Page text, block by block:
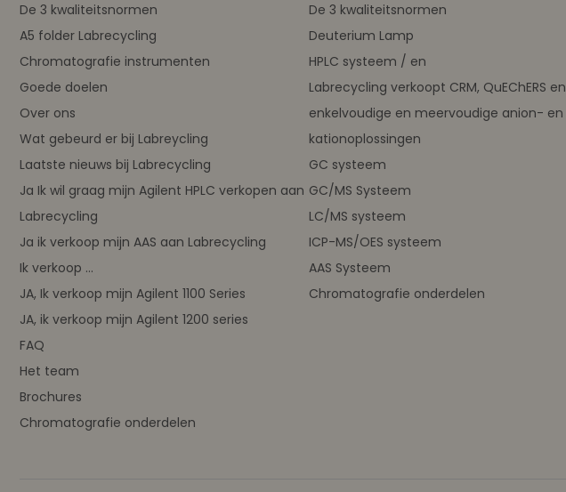
De 3 kwaliteitsnormen
A5 folder Labrecycling
Chromatografie instrumenten
Goede doelen
Over ons
Wat gebeurd er bij Labreycling
Laatste nieuws bij Labrecycling
Ja Ik wil graag mijn Agilent HPLC verkopen aan
Labrecycling
Ja ik verkoop mijn AAS aan Labrecycling
Ik verkoop ...
JA, Ik verkoop mijn Agilent 1100 Series
JA, ik verkoop mijn Agilent 1200 series
FAQ
Het team
Brochures
Chromatografie onderdelen
De 3 kwaliteitsnormen
Deuterium Lamp
HPLC systeem / en
Labrecycling verkoopt CRM, QuEChERS en
enkelvoudige en meervoudige anion- en
kationoplossingen
GC systeem
GC/MS Systeem
LC/MS systeem
ICP-MS/OES systeem
AAS Systeem
Chromatografie onderdelen